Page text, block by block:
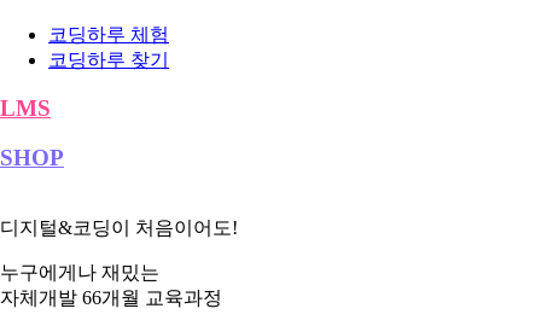
코딩하루 체험
코딩하루 찾기
LMS
SHOP
디지털&코딩이 처음이어도!
누구에게나 재밌는
자체개발 66개월 교육과정